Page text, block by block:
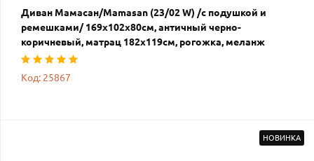
Диван Мамасан/Mamasan (23/02 W) /с подушкой и
ремешками/ 169х102х80см, античный черно-
коричневый, матрац 182х119см, рогожка, меланж
Код: 25867
НОВИНКА